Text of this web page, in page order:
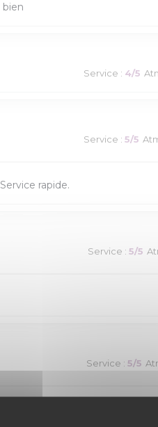
bien
Service : 4/5
Service : 5/5
rapide.
Service : 5/5
Service : 5/5
goûteuse. Très bien servi